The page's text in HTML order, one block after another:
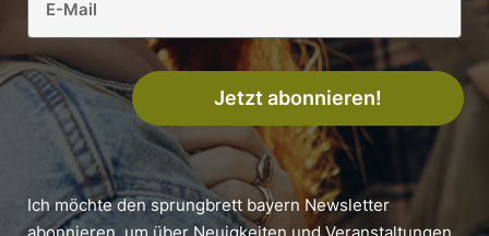
Jetzt abonnieren!
Ich möchte den sprungbrett bayern Newsletter